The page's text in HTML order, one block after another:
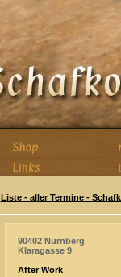
Liste - aller Termine -
90402 Nürnberg
Klaragasse 9
After Work